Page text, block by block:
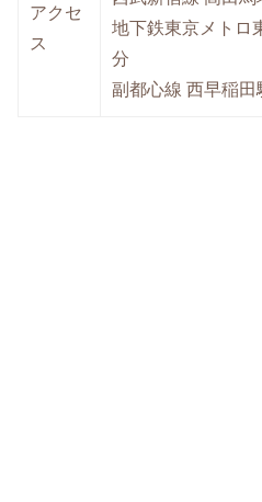
アクセ
ス
地下鉄東京メトロ
分
副都心線 西早稲